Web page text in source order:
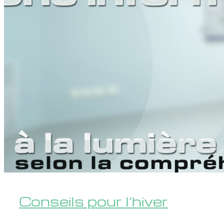
Conseils pour l’hiver